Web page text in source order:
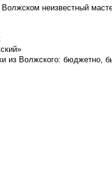
неизвестный
из Волжского: бюджетно,